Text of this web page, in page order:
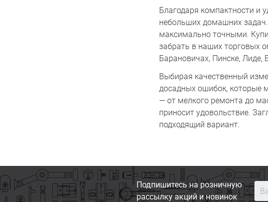
Благодаря компактности и
небольших домашних
максимально точными.
забрать в наших торговых
Барановичах, Пинске, Лиде,
Выбирая качественный
досадных ошибок, которые
— от мелкого ремонта до
приносит удовольствие.
подходящий вариант.
Подпишитесь на розничную
рассылку акций и новинок